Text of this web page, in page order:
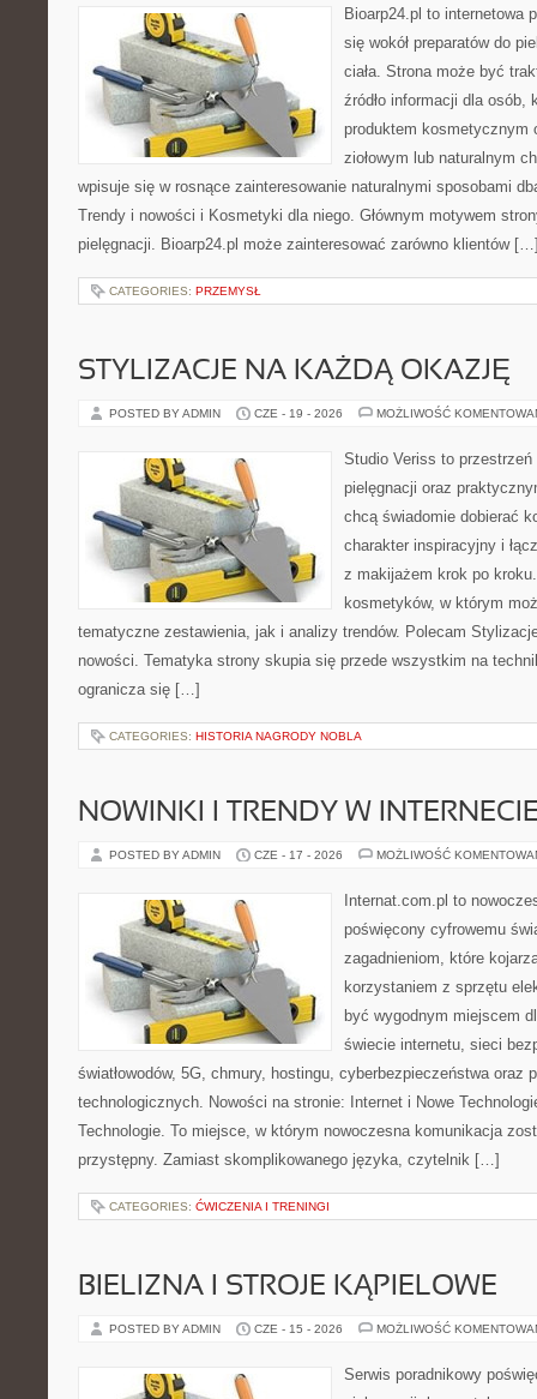
Bioarp24.pl to internetowa
się wokół preparatów do
ciała. Strona może być
źródło informacji dla osób,
produktem kosmetycznym
ziołowym lub naturalnym
wpisuje się w rosnące zainteresowanie naturalnymi sposobami
Trendy i nowości i Kosmetyki dla niego. Głównym motywem
pielęgnacji. Bioarp24.pl może zainteresować zarówno klientów
CATEGORIES: PRZEMYSŁ
STYLIZACJE NA KAŻDĄ OKAZJĘ
POSTED BY ADMIN CZE - 19 - 2026 MOŻLIWOŚĆ
Studio Veriss to
pielęgnacji oraz
chcą świadomie dobierać
charakter inspiracyjny i
z makijażem krok po
kosmetyków, w którym
tematyczne zestawienia, jak i analizy trendów. Polecam
nowości. Tematyka strony skupia się przede wszystkim na
ogranicza się […]
CATEGORIES: HISTORIA NAGRODY NOBLA
NOWINKI I TRENDY W
POSTED BY ADMIN CZE - 17 - 2026 MOŻLIWOŚĆ
Internat.com.pl to
poświęcony cyfrowemu
zagadnieniom, które
korzystaniem z sprzętu
być wygodnym miejscem
świecie internetu, sieci
światłowodów, 5G, chmury, hostingu, cyberbezpieczeństwa oraz
technologicznych. Nowości na stronie: Internet i Nowe
Technologie. To miejsce, w którym nowoczesna komunikacja
przystępny. Zamiast skomplikowanego języka, czytelnik […]
CATEGORIES: ĆWICZENIA I TRENINGI
BIELIZNA I STROJE KĄPIELOWE
POSTED BY ADMIN CZE - 15 - 2026 MOŻLIWOŚĆ
Serwis poradnikowy